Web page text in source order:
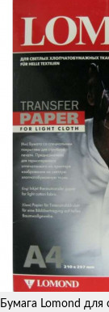
Бумага Lomond для